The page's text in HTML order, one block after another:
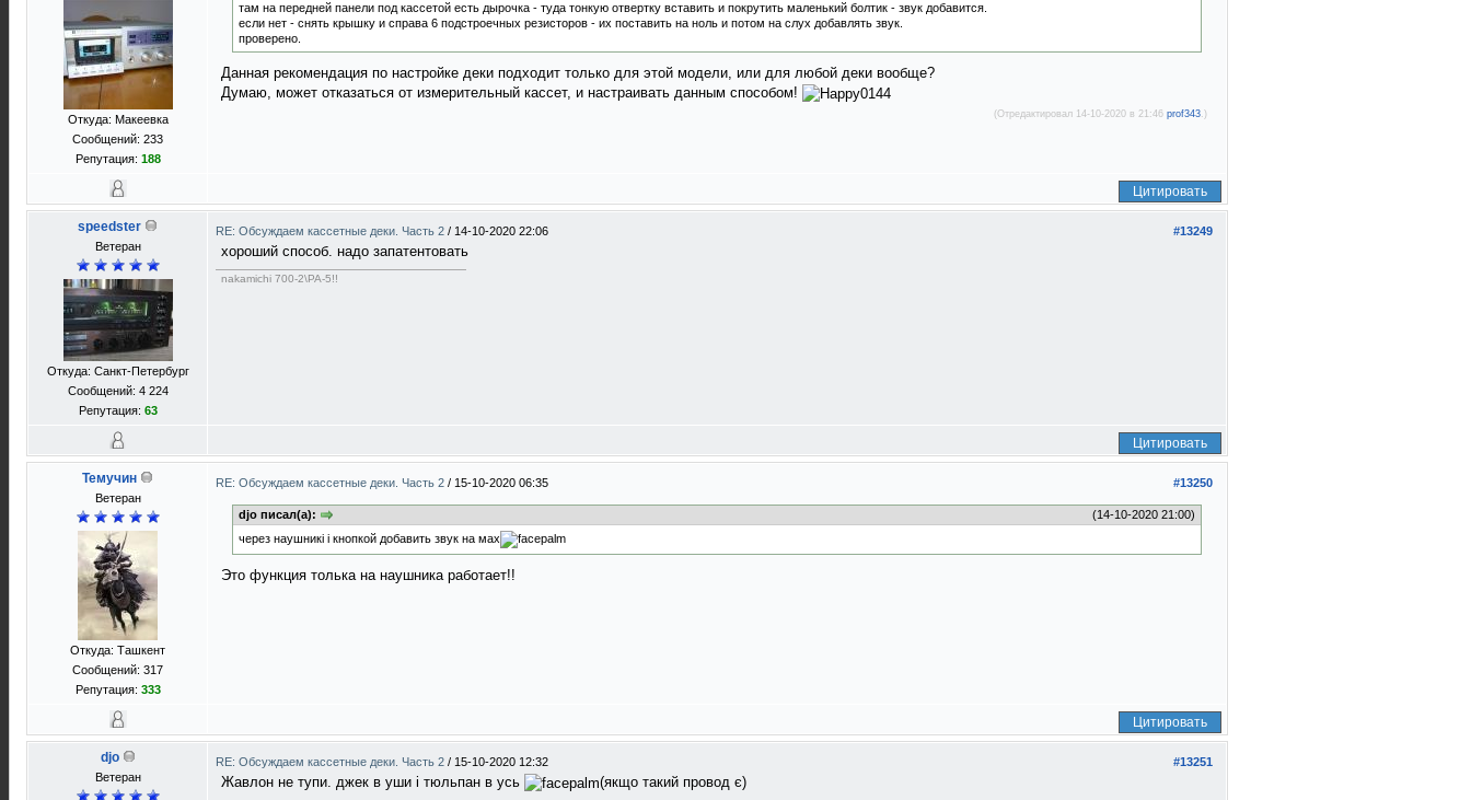
Откуда: Макеевка
Сообщений: 233
Репутация: 188
там на передней панели под кассетой есть дырочка - туда тонкую отвертку вставить и покрутить маленький болтик - звук добавится.
если нет - снять крышку и справа 6 подстроечных резисторов - их поставить на ноль и потом на слух добавлять звук.
проверено.
Данная рекомендация по настройке деки подходит только для этой модели, или для любой деки вообще?
Думаю, может отказаться от измерительный кассет, и настраивать данным способом!
(Отредактировал 14-10-2020 в 21:46 prof343 .)
Цитировать
speedster
Ветеран
Откуда: Санкт-Петербург
Сообщений: 4 224
Репутация: 63
#13249
RE: Обсуждаем кассетные деки. Часть 2 / 14-10-2020 22:06
хороший способ. надо запатентовать
nakamichi 700-2\PA-5!!
Цитировать
Темучин
Ветеран
Откуда: Ташкент
Сообщений: 317
Репутация: 333
#13250
RE: Обсуждаем кассетные деки. Часть 2 / 15-10-2020 06:35
(14-10-2020 21:00)
djo писал(а):
через наушникі і кнопкой добавить звук на мах
Это функция толька на наушника работает!!
Цитировать
djo
Ветеран
#13251
RE: Обсуждаем кассетные деки. Часть 2 / 15-10-2020 12:32
Жавлон не тупи. джек в уши і тюльпан в усь (якщо такий провод є)